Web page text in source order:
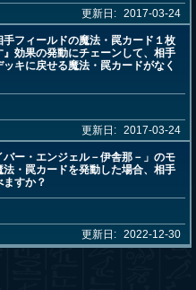
更新日: 2017-03-24
手フィールドの魔法・罠カード１枚
効果の発動にチェーンして、相手
キに戻せる魔法・罠カードがなく
更新日: 2017-03-24
ー・エンジェル－伊舎那－」のモ
・罠カードを発動した場合、相手
すか？
更新日: 2022-12-30